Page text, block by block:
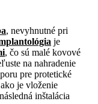
, nevyhnutné pri
je
, čo sú malé kovové
na nahradenie
pre protetické
je vloženie
inštalácia